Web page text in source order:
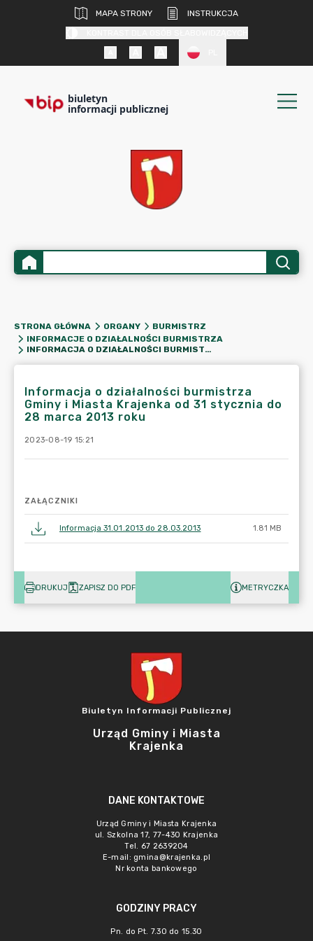
MAPA STRONY
INSTRUKCJA
biuletyn
informacji publicznej
STRONA GŁÓWNA ORGANY
BURMISTRZ
INFORMACJE O DZIAŁALNOŚCI BURMISTRZA
INFORMACJA O DZIAŁALNOŚCI BURMISTRZA GMINY I MIASTA KRAJENKA OD 31 STYCZNIA DO 28 MARCA 2013 ROKU
Informacja o działalności burmistrza
Gminy i Miasta Krajenka od 31 stycznia do
28 marca 2013 roku
2023-08-19 15:21
ZAŁĄCZNIKI
Informacja 31.01.2013 do 28.03.2013 1.81 MB
DRUKUJ ZAPISZ DO PDF METRYCZKA
Biuletyn Informacji Publicznej
Urząd Gminy i Miasta
Krajenka
DANE KONTAKTOWE
Urząd Gminy i Miasta Krajenka
ul. Szkolna 17, 77-430 Krajenka
Tel. 67 2639204
E-mail: gmina@krajenka.pl
Nr konta bankowego
GODZINY PRACY
Pn. do Pt. 7.30 do 15.30